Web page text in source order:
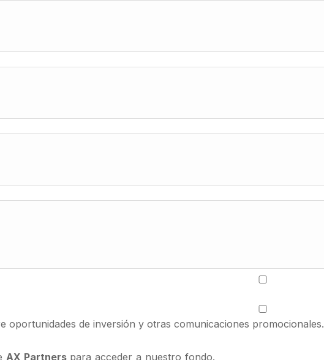
oportunidades de inversión y otras comunicaciones promocionales.
AX Partners para acceder a nuestro fondo.